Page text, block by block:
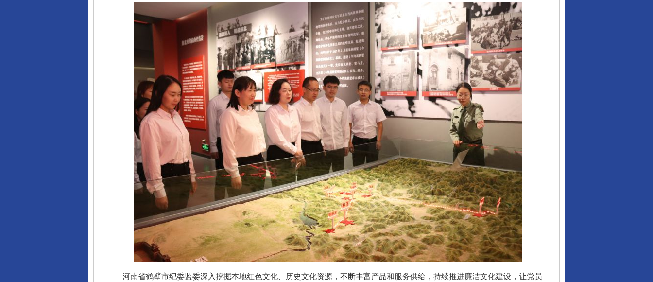
河南省鹤壁市纪委监委深入挖掘本地红色文化、历史文化资源，不断丰富产品和服务供给，持续推进廉洁文化建设，让党员